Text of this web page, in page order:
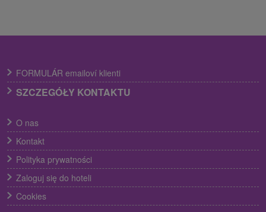
FORMULÁR emailoví klienti
SZCZEGÓŁY KONTAKTU
O nas
Kontakt
Polityka prywatności
Zaloguj się do hoteli
Cookies